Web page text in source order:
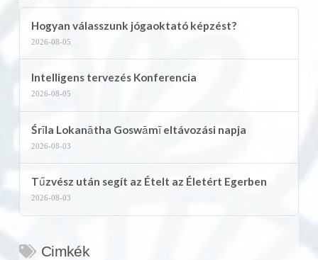
Hogyan válasszunk jógaoktató képzést?
2026-08-05
Intelligens tervezés Konferencia
2026-08-05
Śrīla Lokanātha Goswāmī eltávozási napja
2026-08-03
Tűzvész után segít az Ételt az Életért Egerben
2026-08-03
Cimkék